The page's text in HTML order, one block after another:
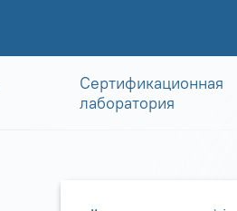
Сертификационная
лаборатория